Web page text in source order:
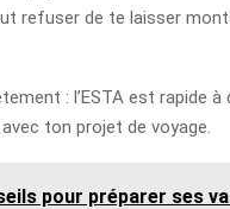
refuser de te laisser
: l’ESTA est
ton projet de voyage.
pour préparer ses